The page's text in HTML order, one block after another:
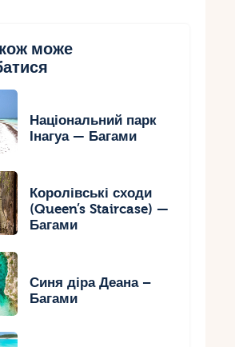
може
Національний парк
Інагуа — Багами
Королівські сходи
(Queen’s Staircase) —
Багами
Синя діра Деана –
Багами